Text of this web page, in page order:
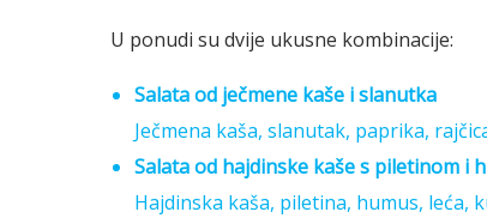
U ponudi su dvije ukusne kombinacije:
Salata od ječmene kaše i slanutka
Ječmena kaša, slanutak, paprika,
Salata od hajdinske kaše s piletinom i
Hajdinska kaša, piletina, humus, leća,